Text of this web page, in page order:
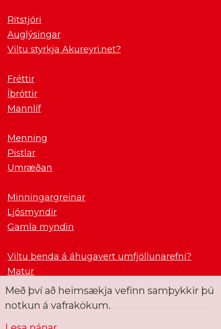
Ritstjóri
Auglýsingar
Viltu styrkja Akureyri.net?
Fréttir
Íþróttir
Mannlíf
Menning
Pistlar
Umræðan
Minningargreinar
Ljósmyndir
Gamla myndin
Viltu benda á áhugavert umfjöllunarefni?
Matur
Með því að heimsækja vefinn samþykkir þú
notkun á vafrakökum.